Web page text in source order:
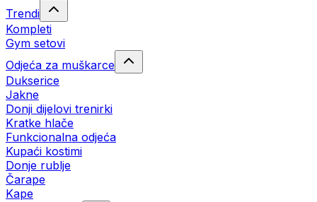
Trendi
Kompleti
Gym setovi
Odjeća za muškarce
Dukserice
Jakne
Donji dijelovi trenirki
Kratke hlače
Funkcionalna odjeća
Kupaći kostimi
Donje rublje
Čarape
Kape